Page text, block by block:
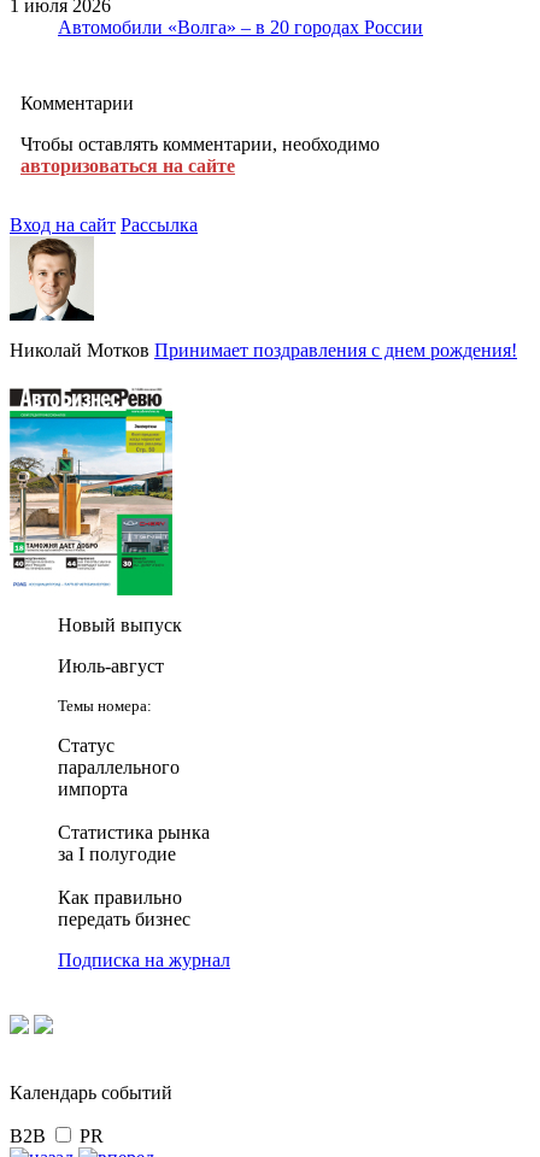
1 июля 2026
Автомобили «Волга» – в 20 городах России
Комментарии
Чтобы оставлять комментарии, необходимо
авторизоваться на сайте
Вход на сайт Рассылка
Николай Мотков Принимает поздравления с днем рождения!
Новый выпуск
Июль-август
Темы номера:
Статус
параллельного
импорта
Статистика рынка
за I полугодие
Как правильно
передать бизнес
Подписка на журнал
Календарь событий
B2B PR